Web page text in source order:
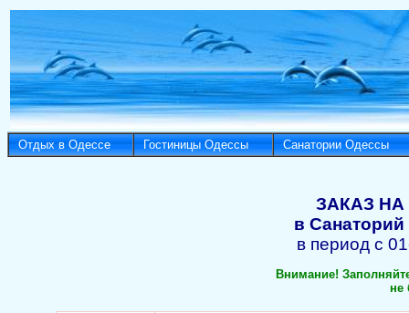
Отдых в Одессе Гостиницы Одессы Санатории Одессы
ЗАКАЗ НА
в
в период с
Внимание!
не